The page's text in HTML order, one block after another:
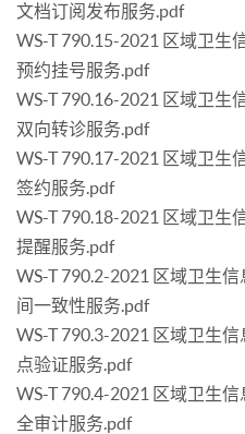
文档订阅发布服务.pdf
WS-T 790.15-2021 区域卫生
预约挂号服务.pdf
WS-T 790.16-2021 区域卫生
双向转诊服务.pdf
WS-T 790.17-2021 区域卫生
签约服务.pdf
WS-T 790.18-2021 区域卫生
提醒服务.pdf
WS-T 790.2-2021 区域卫生
间一致性服务.pdf
WS-T 790.3-2021 区域卫生
点验证服务.pdf
WS-T 790.4-2021 区域卫生
全审计服务.pdf